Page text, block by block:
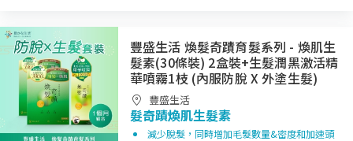
豐盛生活 煥髮奇蹟育髮系列 - 煥肌生
髮素(30條裝) 2盒裝+生髮潤黑激活精
華噴霧1枝 (內服防脫 X 外塗生髮)
豐盛生活
髮奇蹟煥肌生髮素
減少脫髮，同時增加毛髮數量&密度和加速頭